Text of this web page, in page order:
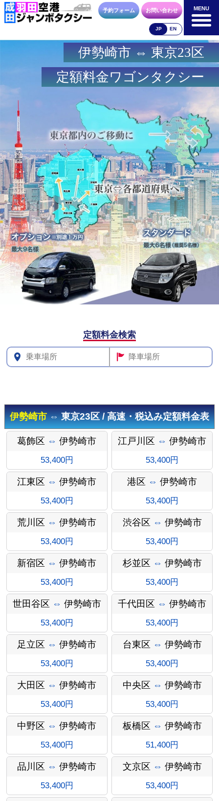
MENU
料金表
羽田空港
料金表
空港送迎以外
料金表
車種・荷物 お支払方法 合流方法
お問合せ 予約フォーム
その他料
金
オプショ
ン料金
インフォ
予約フォーム お問い合わせ
JP EN
MENU
伊勢崎市 ⇔ 東京23区
定額料金ワゴンタクシー
定額料金検索
伊勢崎市⇔ 東京23区 / 高速・税込み定額料金表
葛飾区 ⇔ 伊勢崎市
53,400円
江戸川区 ⇔ 伊勢崎市
53,400円
江東区 ⇔ 伊勢崎市
53,400円
港区 ⇔ 伊勢崎市
53,400円
荒川区 ⇔ 伊勢崎市
53,400円
渋谷区 ⇔ 伊勢崎市
53,400円
新宿区 ⇔ 伊勢崎市
53,400円
杉並区 ⇔ 伊勢崎市
53,400円
世田谷区 ⇔ 伊勢崎市
53,400円
千代田区 ⇔ 伊勢崎市
53,400円
足立区 ⇔ 伊勢崎市
53,400円
台東区 ⇔ 伊勢崎市
53,400円
大田区 ⇔ 伊勢崎市
53,400円
中央区 ⇔ 伊勢崎市
53,400円
中野区 ⇔ 伊勢崎市
53,400円
板橋区 ⇔ 伊勢崎市
51,400円
品川区 ⇔ 伊勢崎市
53,400円
文京区 ⇔ 伊勢崎市
53,400円